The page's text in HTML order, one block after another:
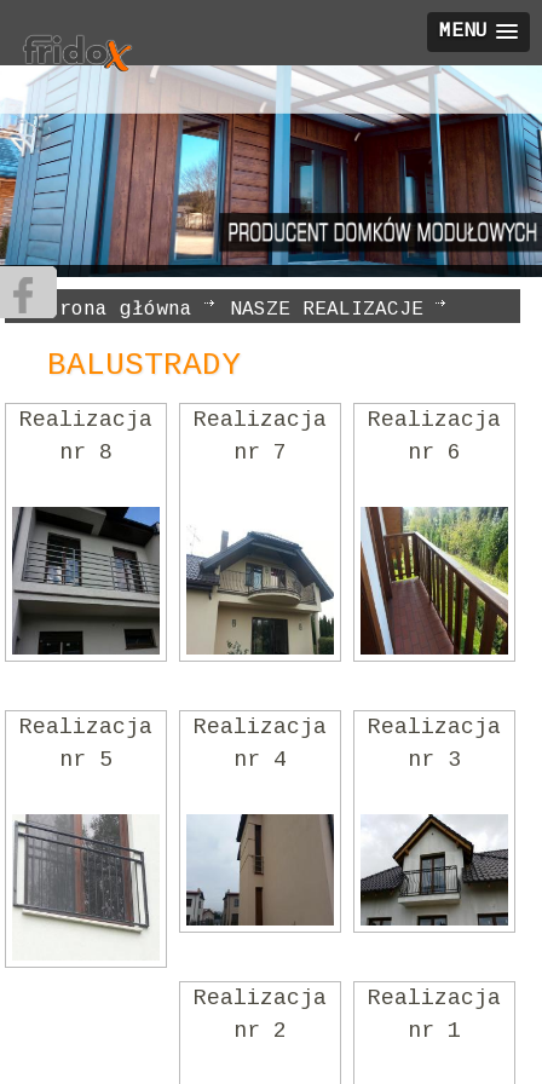
MENU
Strona główna
NASZE REALIZACJE
BALUSTRADY
BALUSTRADY
Realizacja
nr 8
Realizacja
nr 7
Realizacja
nr 6
Realizacja
nr 5
Realizacja
nr 4
Realizacja
nr 3
Realizacja
nr 2
Realizacja
nr 1